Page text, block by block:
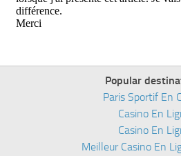
Popular
Paris Sportif En
Casino En
Casino En
Meilleur Casino En